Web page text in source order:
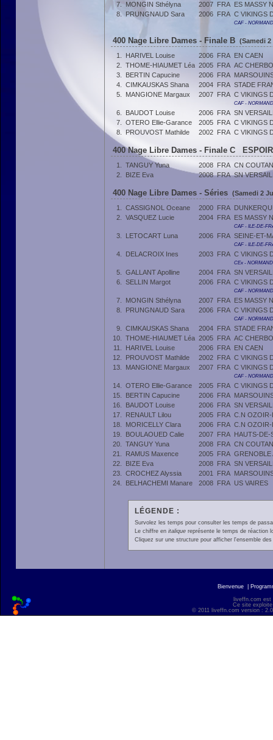
7. MONGIN Sthélyna 2007 FRA ES MASSY
8.
PRUNGNAUD Sara 2006 FRA C VIKINGS
CAF -
400 Nage Libre Dames - Finale B (Samedi 2
1.
HARIVEL Louise 2006 FRA EN CAEN
2.
THOME-HIAUMET Léa 2005 FRA AC
3.
BERTIN Capucine 2006 FRA
4.
CIMKAUSKAS Shana 2004 FRA STADE
5.
MANGIONE Margaux 2007 FRA C VIKINGS
CAF -
6. BAUDOT Louise 2006 FRA SN
7.
OTERO Ellie-Garance 2005 FRA C VIKINGS
8.
PROUVOST Mathilde 2002 FRA C VIKINGS
400 Nage Libre Dames - Finale C
1. TANGUY Yuna 2008 FRA CN
2.
BIZE Eva 2008 FRA SN
400 Nage Libre Dames - Séries (Samedi 2
1.
CASSIGNOL Oceane 2000 FRA
2.
VASQUEZ Lucie 2004 FRA ES MASSY
CAF - ILE-DE-
3. LETOCART Luna 2006 FRA SEINE-ET-
CAF - ILE-DE-
4. DELACROIX Ines 2003 FRA C VIKINGS
CEx -
5. GALLANT Apolline 2004 FRA SN
6.
SELLIN Margot 2006 FRA C VIKINGS
CAF -
7. MONGIN Sthélyna 2007 FRA ES MASSY
8.
PRUNGNAUD Sara 2006 FRA C VIKINGS
CAF -
9. CIMKAUSKAS Shana 2004 FRA STADE
10.
THOME-HIAUMET Léa 2005 FRA AC
11.
HARIVEL Louise 2006 FRA EN CAEN
12.
PROUVOST Mathilde 2002 FRA C VIKINGS
13.
MANGIONE Margaux 2007 FRA C VIKINGS
CAF -
14. OTERO Ellie-Garance 2005 FRA C VIKINGS
15.
BERTIN Capucine 2006 FRA
16.
BAUDOT Louise 2006 FRA SN
17.
RENAULT Lilou 2005 FRA C.N OZOIR-
18.
MORICELLY Clara 2006 FRA C.N OZOIR-
19.
BOULAOUED Calie 2007 FRA HAUTS-DE-
20.
TANGUY Yuna 2008 FRA CN
21.
RAMUS Maxence 2005 FRA GRENOBLE
22.
BIZE Eva 2008 FRA SN
23.
CROCHEZ Alyssia 2001 FRA
24.
BELHACHEMI Manare 2008 FRA US VAIRES
LÉGENDE :
Survolez les temps pour consulter les temps de
Le chiffre en italiquereprésente le temps de réaction
Cliquez sur une structure pour afficher l'ensemble
Bienvenue
liveffn.com est
Ce site
© 2011 liveffn.com version :